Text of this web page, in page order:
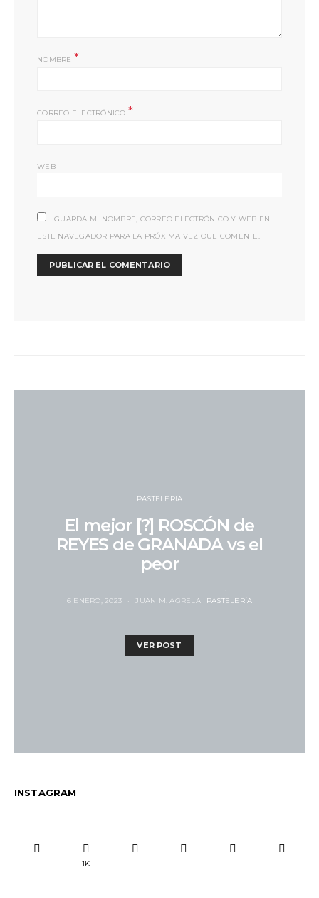
NOMBRE *
CORREO ELECTRÓNICO *
WEB
GUARDA MI NOMBRE, CORREO ELECTRÓNICO Y WEB EN
ESTE NAVEGADOR PARA LA PRÓXIMA VEZ QUE COMENTE.
PASTELERÍA
El mejor [?] ROSCÓN de
REYES de GRANADA vs el
peor
6 ENERO, 2023 JUAN M. AGRELA PASTELERÍA
VER POST
INSTAGRAM
1K